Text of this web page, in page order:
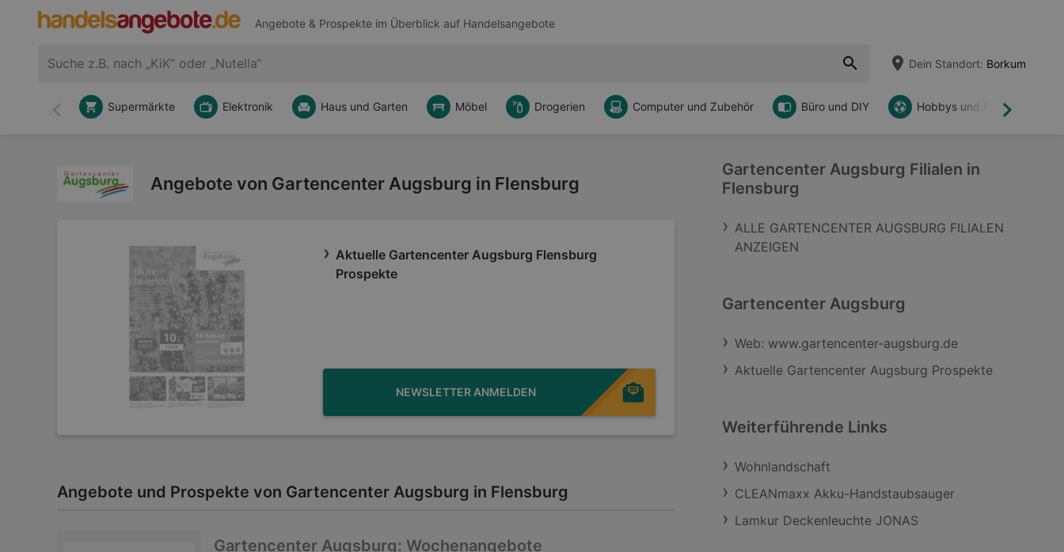
Angebote & Prospekte im Überblick auf Handelsangebote
Dein Standort: Borkum
Zurück Weiter
Supermärkte Elektronik Haus und Garten Möbel Drogerien Computer und Zubehör Büro und DIY Hobbys und Freizeit
Angebote von Gartencenter Augsburg in Flensburg
Aktuelle Gartencenter Augsburg Flensburg
Prospekte
NEWSLETTER ANMELDEN
Angebote und Prospekte von Gartencenter Augsburg in Flensburg
Gartencenter Augsburg: Wochenangebote
Gartencenter Augsburg Filialen in
Flensburg
ALLE GARTENCENTER AUGSBURG FILIALEN
ANZEIGEN
Gartencenter Augsburg
Web: www.gartencenter-augsburg.de
Aktuelle Gartencenter Augsburg Prospekte
Weiterführende Links
Wohnlandschaft
CLEANmaxx Akku-Handstaubsauger
Lamkur Deckenleuchte JONAS